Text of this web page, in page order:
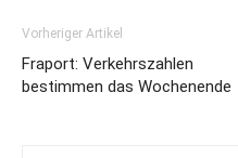
Vorheriger Artikel
Fraport: Verkehrszahlen
bestimmen das Wochenende